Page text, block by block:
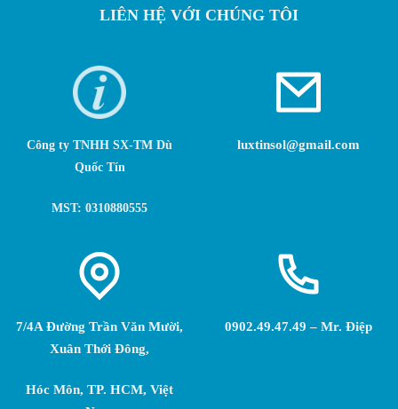
LIÊN HỆ VỚI CHÚNG TÔI
Công ty TNHH SX-TM Dù
Quốc Tín
MST: 0310880555
luxtinsol@gmail.com
7/4A Đường Trần Văn Mười,
Xuân Thới Đông,
Hóc Môn, TP. HCM, Việt
0902.49.47.49 – Mr. Điệp